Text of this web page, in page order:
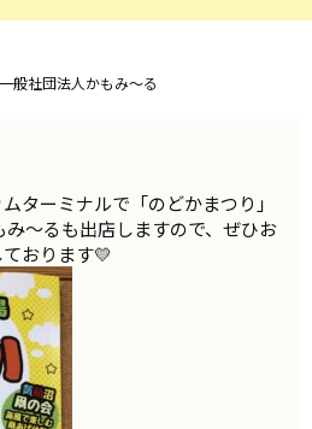
般社団法人かもみ～る
ターミナルで「のどかまつり」
～るも出店しますので、ぜひお
おります💛